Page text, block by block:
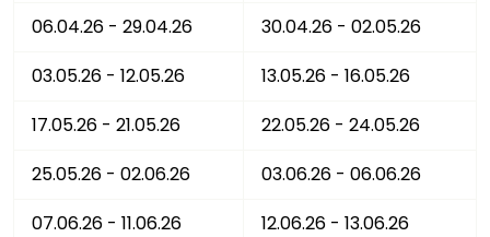
06.04.26 - 29.04.26
30.04.26 - 02.05.26
03.05.26 - 12.05.26
13.05.26 - 16.05.26
17.05.26 - 21.05.26
22.05.26 - 24.05.26
25.05.26 - 02.06.26
03.06.26 - 06.06.26
07.06.26 - 11.06.26
12.06.26 - 13.06.26